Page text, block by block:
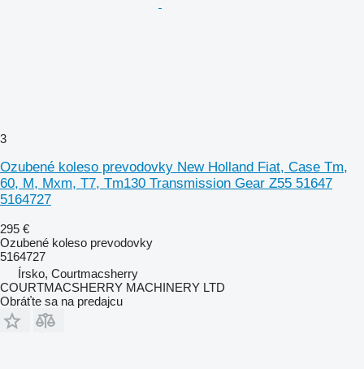
3
Ozubené koleso prevodovky New Holland Fiat, Case Tm,
60, M, Mxm, T7, Tm130 Transmission Gear Z55 51647
5164727
295 €
Ozubené koleso prevodovky
5164727
Írsko, Courtmacsherry
COURTMACSHERRY MACHINERY LTD
Obráťte sa na predajcu